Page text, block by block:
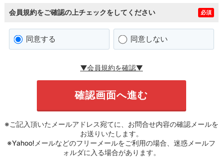
会員規約をご確認の上チェックをしてください 必須
同意する 同意しない
▼会員規約を確認▼
※ご記入頂いたメールアドレス宛てに、お問合せ内容の確認メールを
お送りいたします。
※Yahoo!メールなどのフリーメールをご利用の場合、迷惑メールフ
ォルダに入る場合があります。